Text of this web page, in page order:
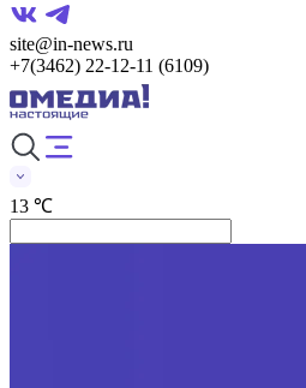
site@in-news.ru
+7(3462) 22-12-11 (6109)
13 ℃